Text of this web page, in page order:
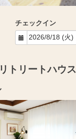
チェックイン
トリートハウス